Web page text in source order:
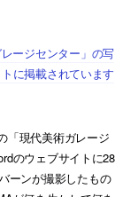
ージセンター」の写
に掲載されています
「現代美術ガレージ
のウェブサイトに28
ーンが撮影したもの